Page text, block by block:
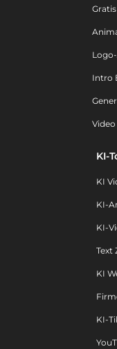
Intro
KI-
KI
KI-
KI-
Text
KI
KI-